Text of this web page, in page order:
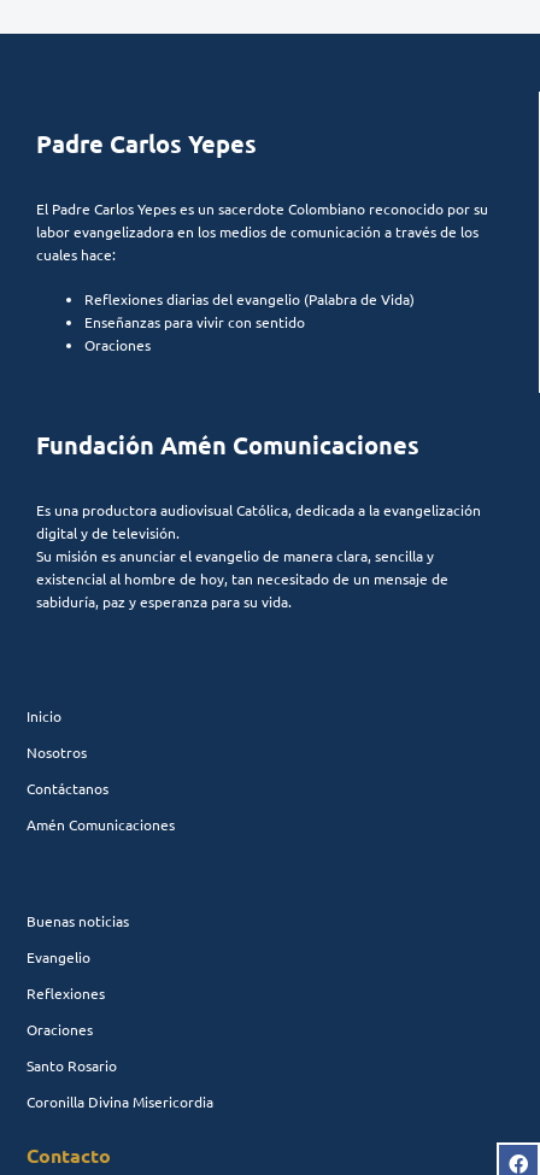
Padre Carlos Yepes
El Padre Carlos Yepes es un sacerdote Colombiano reconocido por su
labor evangelizadora en los medios de comunicación a través de los
cuales hace:
Reflexiones diarias del evangelio (Palabra de Vida)
Enseñanzas para vivir con sentido
Oraciones
Fundación Amén Comunicaciones
Es una productora audiovisual Católica, dedicada a la evangelización
digital y de televisión.
Su misión es anunciar el evangelio de manera clara, sencilla y
existencial al hombre de hoy, tan necesitado de un mensaje de
sabiduría, paz y esperanza para su vida.
Inicio
Nosotros
Contáctanos
Amén Comunicaciones
Buenas noticias
Evangelio
Reflexiones
Oraciones
Santo Rosario
Coronilla Divina Misericordia
Contacto